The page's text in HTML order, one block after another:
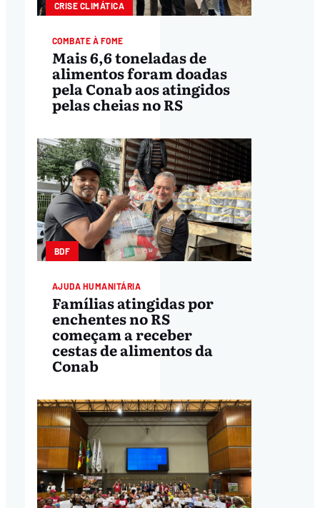
CRISE CLIMÁTICA
COMBATE À FOME
Mais 6,6 toneladas de
alimentos foram doadas
pela Conab aos atingidos
pelas cheias no RS
BDF
AJUDA HUMANITÁRIA
Famílias atingidas por
enchentes no RS
começam a receber
cestas de alimentos da
Conab